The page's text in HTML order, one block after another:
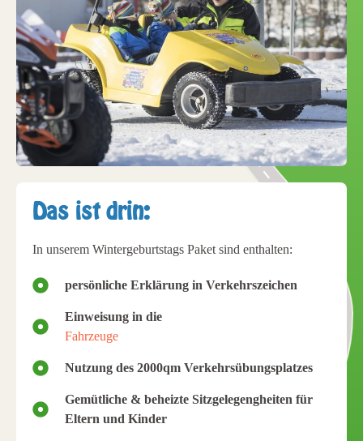
Das ist drin:
In unserem Wintergeburtstags Paket sind enthalten:
persönliche Erklärung in Verkehrszeichen
Einweisung in die
Fahrzeuge
Nutzung des 2000qm Verkehrsübungsplatzes
Gemütliche & beheizte Sitzgelegengheiten für
Eltern und Kinder